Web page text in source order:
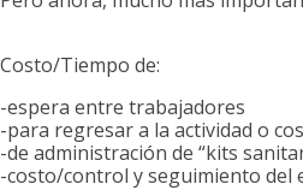
Costo/Tiempo de:
-espera entre trabajadores
-para regresar a la actividad o
-de administración de “kits
-costo/control y seguimiento del